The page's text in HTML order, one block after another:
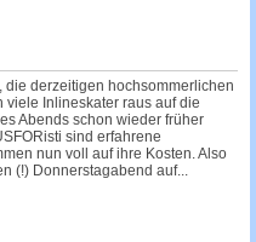
die derzeitigen hochsommerlichen
viele Inlineskater raus auf die
Abends schon wieder früher
sind erfahrene
nun voll auf ihre Kosten. Also
(!) Donnerstagabend auf...